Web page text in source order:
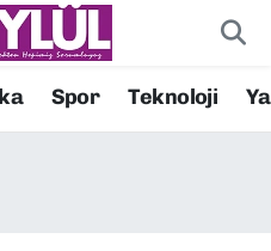
Spor Teknoloji